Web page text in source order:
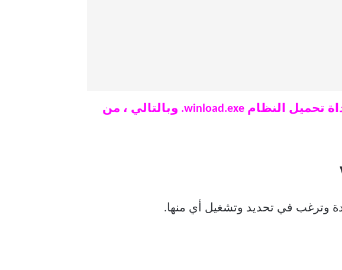
ملاحظة: تبدأ عملية تمهيد Windows فقط بعد التنفيذ الناجح لملف أداة تحميل النظام winload.exe. وبالتالي ، من